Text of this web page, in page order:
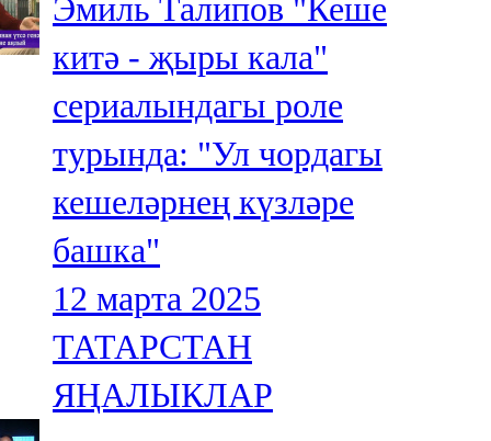
Эмиль Талипов "Кеше
китә - җыры кала"
сериалындагы роле
турында: "Ул чордагы
кешеләрнең күзләре
башка"
12 марта 2025
ТАТАРСТАН
ЯҢАЛЫКЛАР